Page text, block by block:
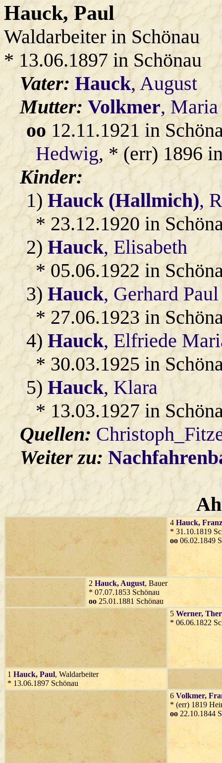
Hauck, Paul
Waldarbeiter in Schönau
* 13.06.1897 in Schönau
Vater:Hauck, August
Mutter: Volkmer, Maria
oo12.11.1921 in
Hedwig, * (err) 1896
Kinder:
1)Hauck (Hallmich),
* 23.12.1920 in
2)Hauck, Elisabeth
* 05.06.1922 in
3)Hauck, Gerhard Paul
* 27.06.1923 in
4)Hauck, Elfriede
* 30.03.1925 in
5)Hauck, Klara
* 13.03.1927 in
Quellen:
Weiter zu:
4 Hauck, Franz
* 31.10.1819
oo 06.02.1849
2 Hauck, August, Bauer
* 07.07.1853 Schönau
oo 25.01.1881 Schönau
5 Werner,
* 06.06.1822
1 Hauck, Paul, Waldarbeiter
* 13.06.1897 Schönau
6 Volkmer,
* (err) 1819
oo 22.10.1844